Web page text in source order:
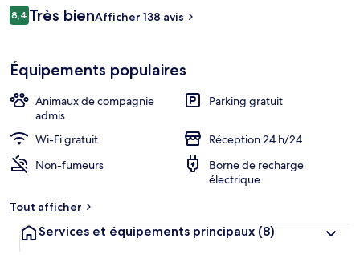
est
de
Avis
voyageurs
8,48,4 sur 10
Très bienAfficher 138 avis
Équipements populaires
Animaux de compagnie
admis
Parking gratuit
Wi-Fi gratuit
Réception 24 h/24
Non-fumeurs
Borne de recharge
électrique
Tout afficher
Services et équipements principaux (8)